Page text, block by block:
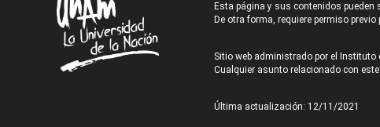
Esta página y sus contenidos
De otra forma, requiere permiso
Sitio web administrado por el
Cualquier asunto relacionado con
Última actualización: 12/11/2021